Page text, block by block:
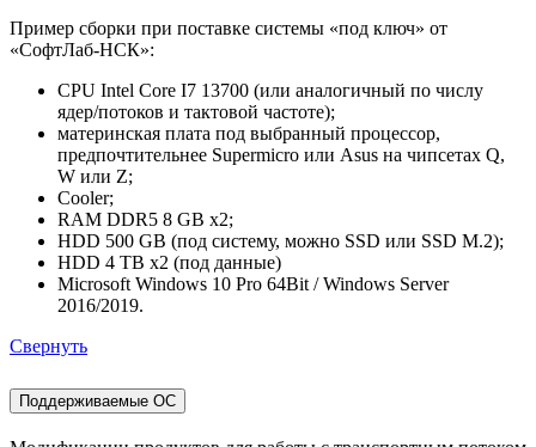
Пример сборки при поставке системы «под ключ» от
«СофтЛаб-НСК»:
CPU Intel Core I7 13700 (или аналогичный по числу
ядер/потоков и тактовой частоте);
материнская плата под выбранный процессор,
предпочтительнее Supermicro или Asus на чипсетах Q,
W или Z;
Cooler;
RAM DDR5 8 GB x2;
HDD 500 GB (под систему, можно SSD или SSD M.2);
HDD 4 TB х2 (под данные)
Microsoft Windows 10 Pro 64Bit / Windows Server
2016/2019.
Свернуть
Поддерживаемые ОС